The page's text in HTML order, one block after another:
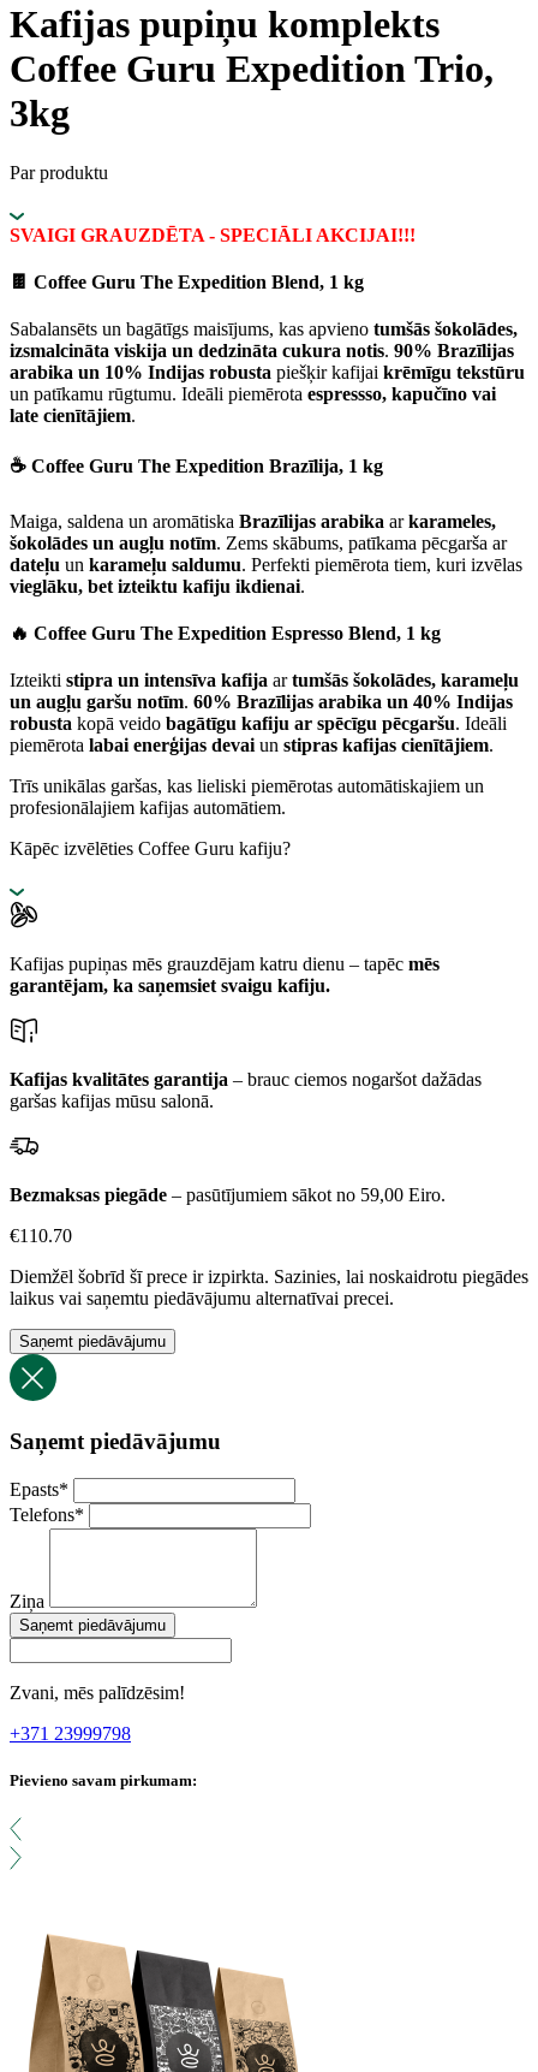
Kafijas pupiņu komplekts
Coffee Guru Expedition Trio,
3kg
Par produktu
SVAIGI GRAUZDĒTA - SPECIĀLI AKCIJAI!!!
🍫 Coffee Guru The Expedition Blend, 1 kg
Sabalansēts un bagātīgs maisījums, kas apvieno tumšās šokolādes,
izsmalcināta viskija un dedzināta cukura notis. 90% Brazīlijas
arabika un 10% Indijas robusta piešķir kafijai krēmīgu tekstūru
un patīkamu rūgtumu. Ideāli piemērota espressso, kapučīno vai
late cienītājiem.
☕️ Coffee Guru The Expedition Brazīlija, 1 kg
Maiga, saldena un aromātiska Brazīlijas arabika arkarameles,
šokolādes un augļu notīm. Zems skābums, patīkama pēcgarša ar
dateļu un karameļu saldumu. Perfekti piemērota tiem, kuri izvēlas
vieglāku, bet izteiktu kafiju ikdienai.
🔥 Coffee Guru The Expedition Espresso Blend, 1 kg
Izteikti stipra un intensīva kafija artumšās šokolādes, karameļu
un augļu garšu notīm. 60% Brazīlijas arabika un 40% Indijas
robusta kopā veido bagātīgu kafiju ar spēcīgu pēcgaršu. Ideāli
piemērota labai enerģijas devai un stipras kafijas cienītājiem.
Trīs unikālas garšas, kas lieliski piemērotas automātiskajiem un
profesionālajiem kafijas automātiem.
Kāpēc izvēlēties Coffee Guru kafiju?
Kafijas pupiņas mēs grauzdējam katru dienu – tapēc mēs
garantējam, ka saņemsiet svaigu kafiju.
Kafijas kvalitātes garantija – brauc ciemos nogaršot dažādas
garšas kafijas mūsu salonā.
Bezmaksas piegāde – pasūtījumiem sākot no 59,00 Eiro.
€110.70
Diemžēl šobrīd šī prece ir izpirkta. Sazinies, lai noskaidrotu piegādes
laikus vai saņemtu piedāvājumu alternatīvai precei.
Saņemt piedāvājumu
Saņemt piedāvājumu
Epasts*
Telefons*
Ziņa
Saņemt piedāvājumu
Zvani, mēs palīdzēsim!
+371 23999798
Pievieno savam pirkumam: